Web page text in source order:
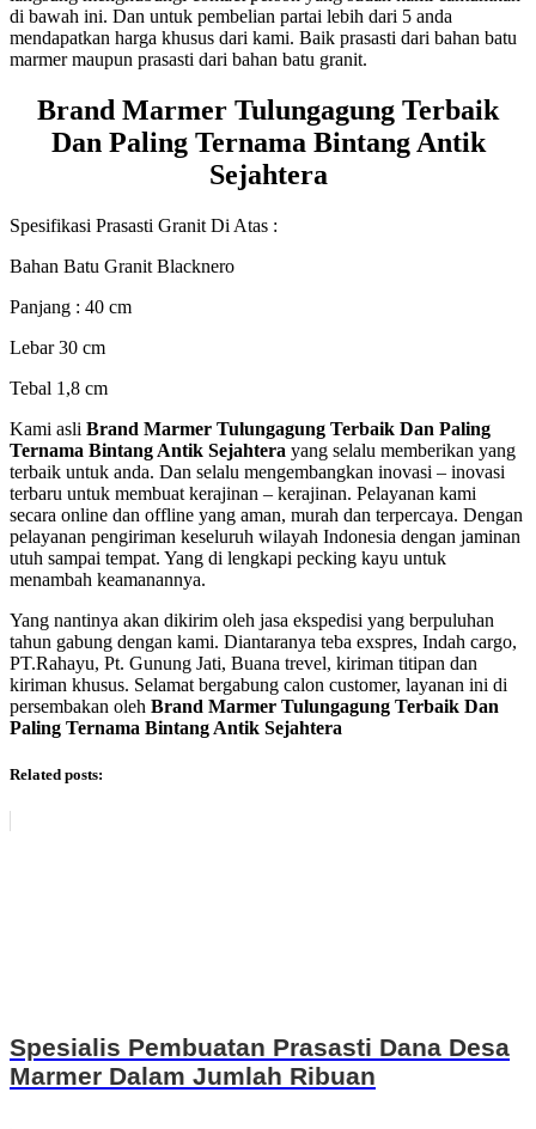
di bawah ini. Dan untuk pembelian partai lebih dari 5 anda
mendapatkan harga khusus dari kami. Baik prasasti dari bahan batu
marmer maupun prasasti dari bahan batu granit.
Brand Marmer Tulungagung Terbaik
Dan Paling Ternama Bintang Antik
Sejahtera
Spesifikasi Prasasti Granit Di Atas :
Bahan Batu Granit Blacknero
Panjang : 40 cm
Lebar 30 cm
Tebal 1,8 cm
Kami asli Brand Marmer Tulungagung Terbaik Dan Paling
Ternama Bintang Antik Sejahtera yang selalu memberikan yang
terbaik untuk anda. Dan selalu mengembangkan inovasi – inovasi
terbaru untuk membuat kerajinan – kerajinan. Pelayanan kami
secara online dan offline yang aman, murah dan terpercaya. Dengan
pelayanan pengiriman keseluruh wilayah Indonesia dengan jaminan
utuh sampai tempat. Yang di lengkapi pecking kayu untuk
menambah keamanannya.
Yang nantinya akan dikirim oleh jasa ekspedisi yang berpuluhan
tahun gabung dengan kami. Diantaranya teba exspres, Indah cargo,
PT.Rahayu, Pt. Gunung Jati, Buana trevel, kiriman titipan dan
kiriman khusus. Selamat bergabung calon customer, layanan ini di
persembakan oleh Brand Marmer Tulungagung Terbaik Dan
Paling Ternama Bintang Antik Sejahtera
Related posts:
Spesialis Pembuatan Prasasti Dana Desa
Marmer Dalam Jumlah Ribuan